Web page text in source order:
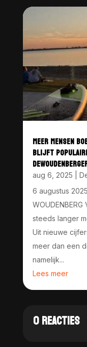
MEER MENSEN
BLIJFT
aug 6, 2025
6 augustus
steeds langer
Uit nieuwe
meer dan een
namelijk...
Lees meer
0 REACTIES